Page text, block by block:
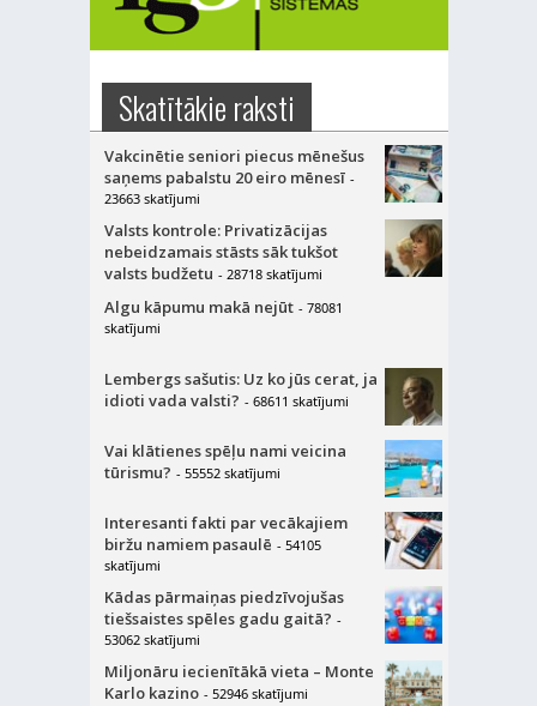
Skatītākie raksti
Vakcinētie seniori piecus mēnešus
saņems pabalstu 20 eiro mēnesī -
23663 skatījumi
Valsts kontrole: Privatizācijas
nebeidzamais stāsts sāk tukšot
valsts budžetu - 28718 skatījumi
Algu kāpumu makā nejūt - 78081
skatījumi
Lembergs sašutis: Uz ko jūs cerat, ja
idioti vada valsti? - 68611 skatījumi
Vai klātienes spēļu nami veicina
tūrismu? - 55552 skatījumi
Interesanti fakti par vecākajiem
biržu namiem pasaulē - 54105
skatījumi
Kādas pārmaiņas piedzīvojušas
tiešsaistes spēles gadu gaitā? -
53062 skatījumi
Miljonāru iecienītākā vieta – Monte
Karlo kazino - 52946 skatījumi